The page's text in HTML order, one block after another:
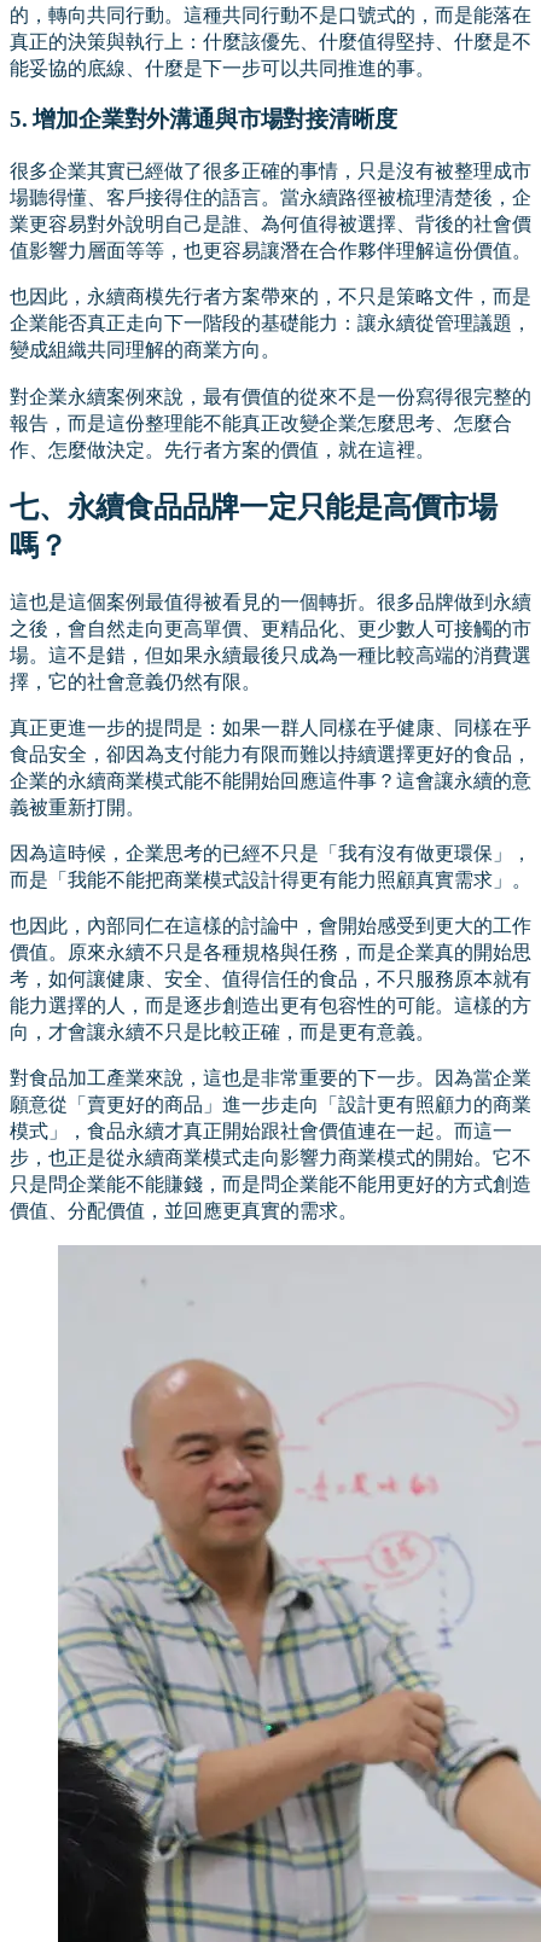
的，轉向共同行動。這種共同行動不是口號式的，而是能落在
真正的決策與執行上：什麼該優先、什麼值得堅持、什麼是不
能妥協的底線、什麼是下一步可以共同推進的事。
5. 增加企業對外溝通與市場對接清晰度
很多企業其實已經做了很多正確的事情，只是沒有被整理成市
場聽得懂、客戶接得住的語言。當永續路徑被梳理清楚後，企
業更容易對外說明自己是誰、為何值得被選擇、背後的社會價
值影響力層面等等，也更容易讓潛在合作夥伴理解這份價值。
也因此，永續商模先行者方案帶來的，不只是策略文件，而是
企業能否真正走向下一階段的基礎能力：讓永續從管理議題，
變成組織共同理解的商業方向。
對企業永續案例來說，最有價值的從來不是一份寫得很完整的
報告，而是這份整理能不能真正改變企業怎麼思考、怎麼合
作、怎麼做決定。先行者方案的價值，就在這裡。
七、永續食品品牌一定只能是高價市場
嗎？
這也是這個案例最值得被看見的一個轉折。很多品牌做到永續
之後，會自然走向更高單價、更精品化、更少數人可接觸的市
場。這不是錯，但如果永續最後只成為一種比較高端的消費選
擇，它的社會意義仍然有限。
真正更進一步的提問是：如果一群人同樣在乎健康、同樣在乎
食品安全，卻因為支付能力有限而難以持續選擇更好的食品，
企業的永續商業模式能不能開始回應這件事？這會讓永續的意
義被重新打開。
因為這時候，企業思考的已經不只是「我有沒有做更環保」，
而是「我能不能把商業模式設計得更有能力照顧真實需求」。
也因此，內部同仁在這樣的討論中，會開始感受到更大的工作
價值。原來永續不只是各種規格與任務，而是企業真的開始思
考，如何讓健康、安全、值得信任的食品，不只服務原本就有
能力選擇的人，而是逐步創造出更有包容性的可能。這樣的方
向，才會讓永續不只是比較正確，而是更有意義。
對食品加工產業來說，這也是非常重要的下一步。因為當企業
願意從「賣更好的商品」進一步走向「設計更有照顧力的商業
模式」，食品永續才真正開始跟社會價值連在一起。而這一
步，也正是從永續商業模式走向影響力商業模式的開始。它不
只是問企業能不能賺錢，而是問企業能不能用更好的方式創造
價值、分配價值，並回應更真實的需求。